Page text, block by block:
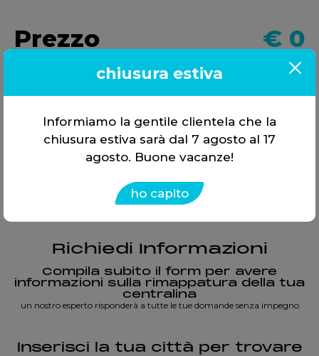
Prezzo
€ 0
Checksum correction
Richiedi Informazioni
Compila subito il form per avere
informazioni sulla rimappatura della tua
centralina
un nostro esperto risponderà a tutte le tue domande senza impegno
Inserisci la tua città per trovare
chiusura estiva
Informiamo la gentile clientela che la
chiusura estiva sarà dal 7 agosto al 17
agosto. Buone vacanze!
ho capito